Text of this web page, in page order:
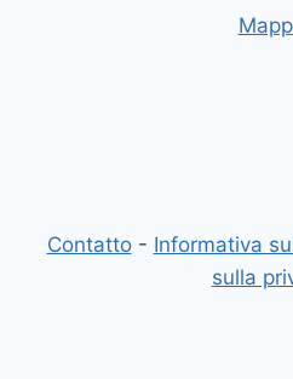
Contatto- Informativa
sulla